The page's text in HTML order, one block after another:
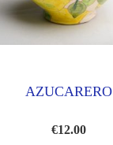
AZUCARERO
€12.00